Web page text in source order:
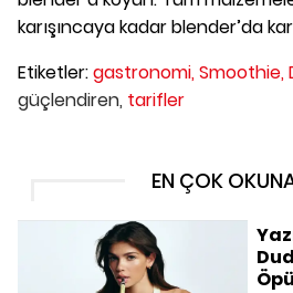
karışıncaya kadar blender’da
Etiketler:gastronomi,Smoothie,
güçlendiren, tarifler
EN ÇOK